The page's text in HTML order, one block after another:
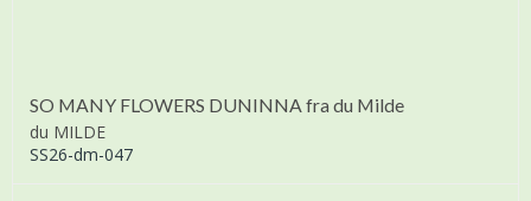
SO MANY FLOWERS DUNINNA fra du Milde
du MILDE
SS26-dm-047